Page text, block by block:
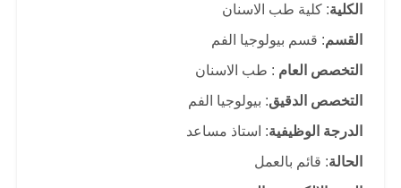
الكلية: كلية طب الاسنان
القسم: قسم بيولوجيا الفم
التخصص العام : طب الاسنان
التخصص الدقيق: بيولوجيا الفم
الدرجة الوظيفية: استاذ مساعد
الحالة: قائم بالعمل